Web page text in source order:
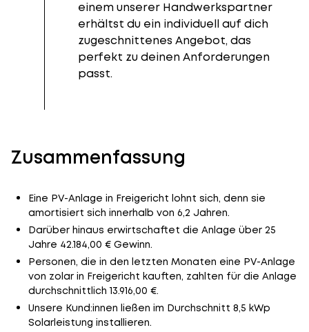
einem unserer Handwerkspartner
erhältst du ein individuell auf dich
zugeschnittenes Angebot, das
perfekt zu deinen Anforderungen
passt.
Zusammenfassung
Eine PV-Anlage in Freigericht lohnt sich, denn sie
amortisiert sich innerhalb von 6,2 Jahren.
Darüber hinaus erwirtschaftet die Anlage über 25
Jahre 42.184,00 € Gewinn.
Personen, die in den letzten Monaten eine PV-Anlage
von zolar in Freigericht kauften, zahlten für die Anlage
durchschnittlich 13.916,00 €.
Unsere Kund:innen ließen im Durchschnitt 8,5 kWp
Solarleistung installieren.